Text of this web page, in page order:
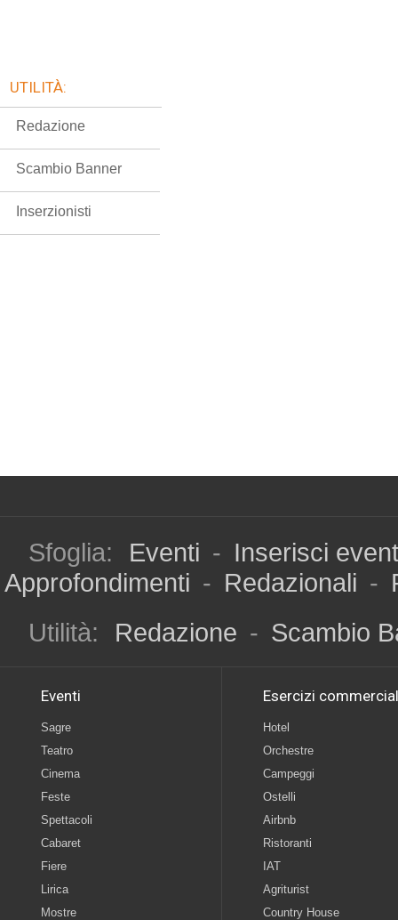
UTILITÀ:
Redazione
Scambio Banner
Inserzionisti
Sfoglia: Eventi - Inserisci
Approfondimenti - Redazionali -
Utilità:
Redazione - Scambio
Eventi
Sagre
Teatro
Cinema
Feste
Spettacoli
Cabaret
Fiere
Lirica
Mostre
Esercizi
Hotel
Orchestre
Campeggi
Ostelli
Airbnb
Ristoranti
IAT
Agriturist
Country House